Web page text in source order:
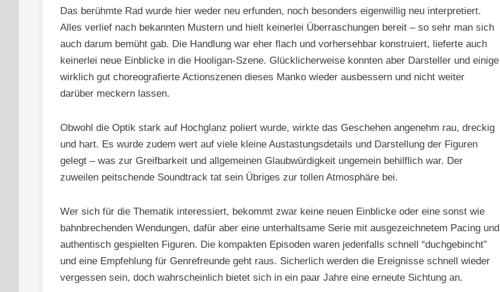
Das berühmte Rad wurde hier weder neu erfunden, noch besonders eigenwillig neu interpretiert.
Alles verlief nach bekannten Mustern und hielt keinerlei Überraschungen bereit – so sehr man sich
auch darum bemüht gab. Die Handlung war eher flach und vorhersehbar konstruiert, lieferte auch
keinerlei neue Einblicke in die Hooligan-Szene. Glücklicherweise konnten aber Darsteller und einige
wirklich gut choreografierte Actionszenen dieses Manko wieder ausbessern und nicht weiter
darüber meckern lassen.
Obwohl die Optik stark auf Hochglanz poliert wurde, wirkte das Geschehen angenehm rau, dreckig
und hart. Es wurde zudem wert auf viele kleine Austastungsdetails und Darstellung der Figuren
gelegt – was zur Greifbarkeit und allgemeinen Glaubwürdigkeit ungemein behilflich war. Der
zuweilen peitschende Soundtrack tat sein Übriges zur tollen Atmosphäre bei.
Wer sich für die Thematik interessiert, bekommt zwar keine neuen Einblicke oder eine sonst wie
bahnbrechenden Wendungen, dafür aber eine unterhaltsame Serie mit ausgezeichnetem Pacing und
authentisch gespielten Figuren. Die kompakten Episoden waren jedenfalls schnell “duchgebincht”
und eine Empfehlung für Genrefreunde geht raus. Sicherlich werden die Ereignisse schnell wieder
vergessen sein, doch wahrscheinlich bietet sich in ein paar Jahre eine erneute Sichtung an.